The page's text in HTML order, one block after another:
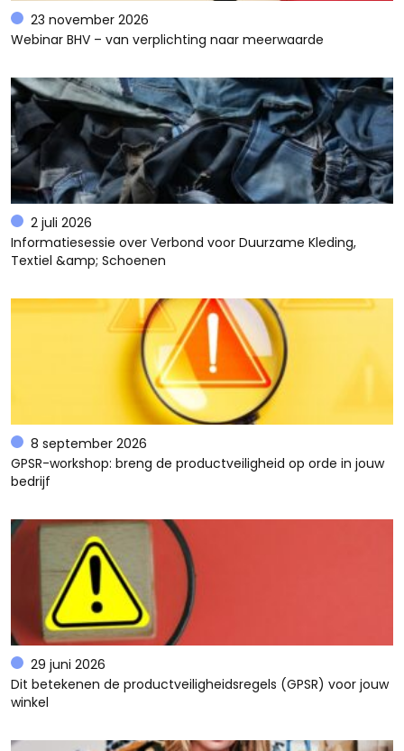
23 november 2026
Webinar BHV – van verplichting naar meerwaarde
2 juli 2026
Informatiesessie over Verbond voor Duurzame Kleding,
Textiel &amp; Schoenen
8 september 2026
GPSR-workshop: breng de productveiligheid op orde in jouw
bedrijf
29 juni 2026
Dit betekenen de productveiligheidsregels (GPSR) voor jouw
winkel